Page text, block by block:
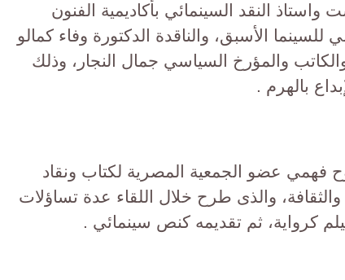
واستاذ النقد السينمائي بأكاديمية الفنون
الأسبق، والناقدة الدكتورة وفاء كمالو
والمؤرخ السياسي جمال النجار، وذلك
بالهرم .
فهمي عضو الجمعية المصرية لكتاب ونقاد
والثقافة، والذى طرح خلال اللقاء عدة تساؤلات
كرواية، ثم تقديمه كنص سينمائي .